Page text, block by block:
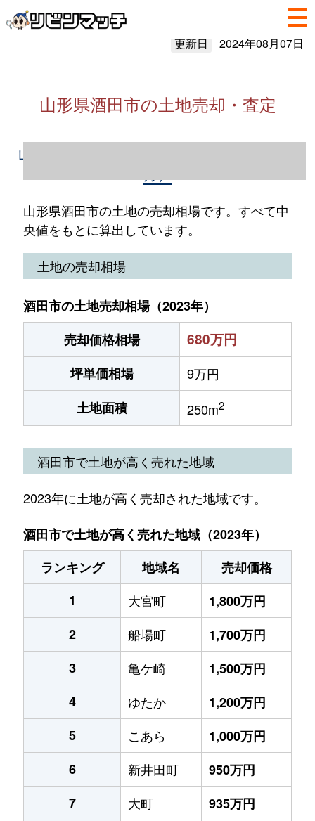
更新日 2024年08月07日
山形県酒田市の土地売却・査定
山形県酒田市の土地売却情報（2023年1～12
山形県酒田市の土地の売却相場です。すべて中
央値をもとに算出しています。
土地の売却相場
酒田市の土地売却相場（2023年）
売却価格相場
680万円
坪単価相場
9万円
土地面積
250m2
酒田市で土地が高く売れた地域
2023年に土地が高く売却された地域です。
酒田市で土地が高く売れた地域（2023年）
ランキング
地域名
売却価格
1
大宮町
1,800万円
2
船場町
1,700万円
3
亀ケ崎
1,500万円
4
ゆたか
1,200万円
5
こあら
1,000万円
6
新井田町
950万円
7
大町
935万円